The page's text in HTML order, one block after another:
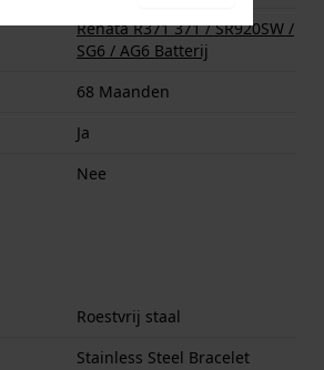
Renata R371 371 / SR920SW /
SG6 / AG6 Batterij
68 Maanden
Ja
Nee
Roestvrij staal
Stainless Steel Bracelet